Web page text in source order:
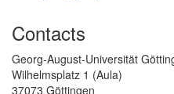
Contacts
Georg-August-Universität
Wilhelmsplatz 1 (Aula)
37073 Göttingen